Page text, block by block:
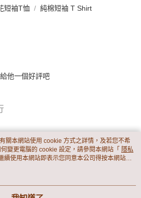
短袖T恤 純棉短袖 T Shirt
他一個好評吧
關本網站使用 cookie 方式之詳情，及若您不希
變更電腦的 cookie 設定，請參閱本網站「 隱私
續使用本網站即表示您同意本公司得按本網站使
。